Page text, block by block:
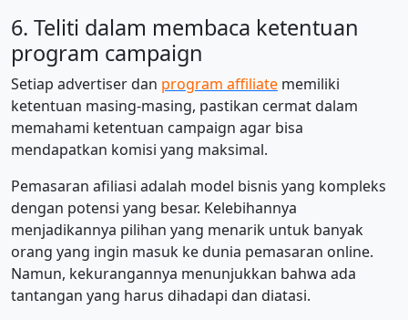
6. Teliti dalam membaca ketentuan
program campaign
Setiap advertiser dan program affiliate memiliki
ketentuan masing-masing, pastikan cermat dalam
memahami ketentuan campaign agar bisa
mendapatkan komisi yang maksimal.
Pemasaran afiliasi adalah model bisnis yang kompleks
dengan potensi yang besar. Kelebihannya
menjadikannya pilihan yang menarik untuk banyak
orang yang ingin masuk ke dunia pemasaran online.
Namun, kekurangannya menunjukkan bahwa ada
tantangan yang harus dihadapi dan diatasi.